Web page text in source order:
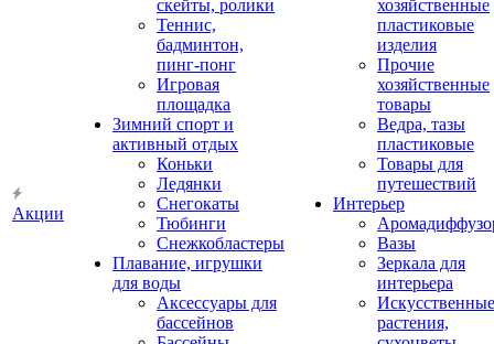
Акции
скейты, ролики
Теннис,
бадминтон,
пинг-понг
Игровая
площадка
Зимний спорт и
активный отдых
Коньки
Ледянки
Снегокаты
Тюбинги
Снежкобластеры
Плавание, игрушки
для воды
Аксессуары для
бассейнов
хозяйственные
пластиковые
изделия
Прочие
хозяйственные
товары
Ведра, тазы
пластиковые
Товары для
путешествий
Интерьер
Вазы
Зеркала для
интерьера
Искусственные
растения,